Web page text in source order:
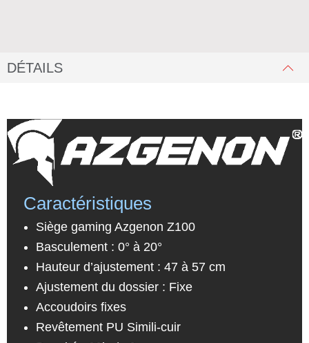
DÉTAILS
Caractéristiques
Siège gaming Azgenon Z100
Basculement : 0° à 20°
Hauteur d’ajustement : 47 à 57 cm
Ajustement du dossier : Fixe
Accoudoirs fixes
Revêtement PU Simili-cuir